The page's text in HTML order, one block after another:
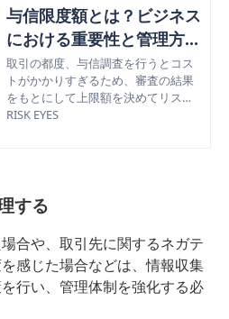
与信限度額とは？ビジネス
における重要性と管理方法
について
取引の都度、与信調査を行うとコス
トがかかりすぎるため、審査の結果
をもとにして上限額を決めてリスク
を軽減する方法「与信限度額」の設
RISK EYES
する
合や、取引先に関するネガテ
感じた場合などは、情報収集
行い、管理体制を強化する必